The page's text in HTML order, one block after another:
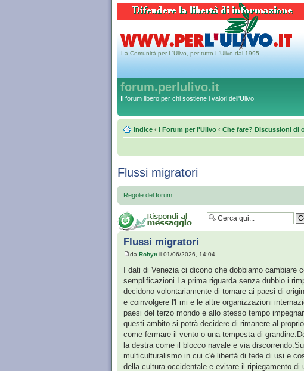
La Comunità per L'Ulivo, per tutto L'Ulivo dal 1995
forum.perlulivo.it
Il forum libero per chi sostiene i valori dell'Ulivo
Indice ‹ I Forum per l'Ulivo ‹ Che fare? Discussioni di
Flussi migratori
Regole del forum
Flussi migratori
da Robyn il 01/06/2026, 14:04
I dati di Venezia ci dicono che dobbiamo
semplificazioni.La prima riguarda senza dubbio i
decidono volontariamente di tornare ai paesi di
e coinvolgere l'Fmi e le altre organizzazioni
paesi del terzo mondo e allo stesso tempo
questi ambito si potrà decidere di rimanere al
come fermare il vento o una tempesta di
la destra come il blocco navale e via
multiculturalismo in cui c'è libertà di fede di usi e
della cultura occidentale e evitare il ripiegamento